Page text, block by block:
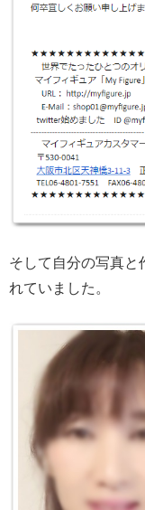
そして自分の写真と
れていました。